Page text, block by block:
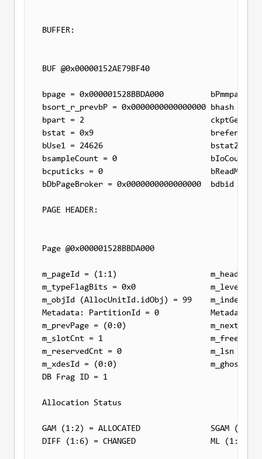
BUFFER:
BUF @0x00000152AE79BF40
bpage = 0x000001528BBDA000          bPmmpage
bsort_r_prevbP = 0x0000000000000000 bhash =
bpart = 2                           ckptGen =
bstat = 0x9
bUse1 = 24626                       bstat2 =
bsampleCount = 0
bcputicks = 0
bDbPageBroker = 0x0000000000000000
PAGE HEADER:
Page @0x000001528BBDA000
m_pageId = (1:1)
m_typeFlagBits = 0x0                m_level
m_objId (AllocUnitId.idObj) = 99    m_indexId
Metadata: PartitionId = 0           Metadata:
m_prevPage = (0:0)
m_slotCnt = 1                       m_freeCnt
m_reservedCnt = 0                   m_lsn =
m_xdesId = (0:0)
DB Frag ID = 1
Allocation Status
GAM (1:2) = ALLOCATED               SGAM
DIFF (1:6) = CHANGED                ML (1:7) =